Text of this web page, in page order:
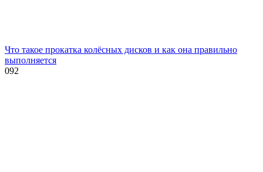
Что такое прокатка колёсных дисков и как она правильно
выполняется
092